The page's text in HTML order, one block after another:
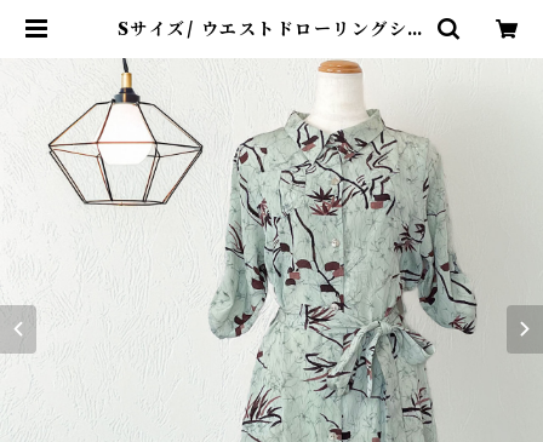
Sサイズ/ ウエストドローリングシャ
紗] | kinuha